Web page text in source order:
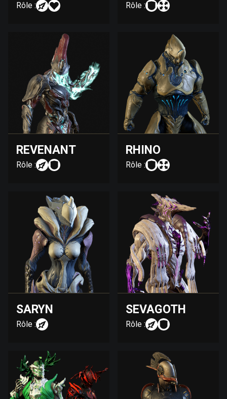
Rôle : Rôle :
REVENANT
Rôle :
RHINO
Rôle :
SARYN
Rôle :
SEVAGOTH
Rôle :